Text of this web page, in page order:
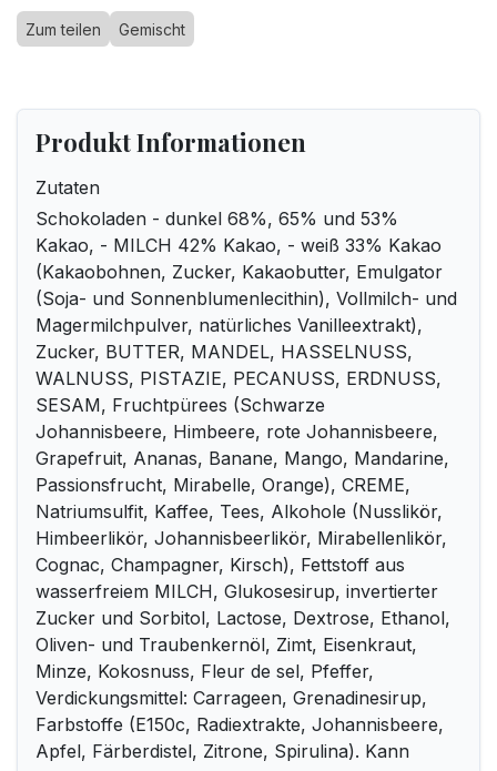
Zum teilen Gemischt
Produkt Informationen
Zutaten
Schokoladen - dunkel 68%, 65% und 53%
Kakao, - MILCH 42% Kakao, - weiß 33% Kakao
(Kakaobohnen, Zucker, Kakaobutter, Emulgator
(Soja- und Sonnenblumenlecithin), Vollmilch- und
Magermilchpulver, natürliches Vanilleextrakt),
Zucker, BUTTER, MANDEL, HASSELNUSS,
WALNUSS, PISTAZIE, PECANUSS, ERDNUSS,
SESAM, Fruchtpürees (Schwarze
Johannisbeere, Himbeere, rote Johannisbeere,
Grapefruit, Ananas, Banane, Mango, Mandarine,
Passionsfrucht, Mirabelle, Orange), CREME,
Natriumsulfit, Kaffee, Tees, Alkohole (Nusslikör,
Himbeerlikör, Johannisbeerlikör, Mirabellenlikör,
Cognac, Champagner, Kirsch), Fettstoff aus
wasserfreiem MILCH, Glukosesirup, invertierter
Zucker und Sorbitol, Lactose, Dextrose, Ethanol,
Oliven- und Traubenkernöl, Zimt, Eisenkraut,
Minze, Kokosnuss, Fleur de sel, Pfeffer,
Verdickungsmittel: Carrageen, Grenadinesirup,
Farbstoffe (E150c, Radiextrakte, Johannisbeere,
Apfel, Färberdistel, Zitrone, Spirulina). Kann